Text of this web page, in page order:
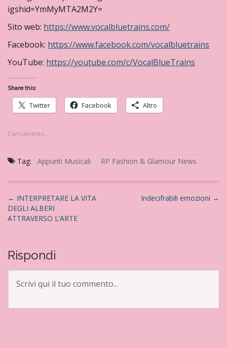
igshid=YmMyMTA2M2Y=
Sito web: https://www.vocalbluetrains.com/
Facebook: https://www.facebook.com/vocalbluetrains
YouTube: https://youtube.com/c/VocalBlueTrains
Share this:
Twitter Facebook Altro
Caricamento...
Tag: Appunti Musicali RP Fashion & Glamour News
N
a
v
g
o
← INTERPRETARE LA VITA
DEGLI ALBERI
ATTRAVERSO L’ARTE
Indecifrabili emozioni →
Rispondi